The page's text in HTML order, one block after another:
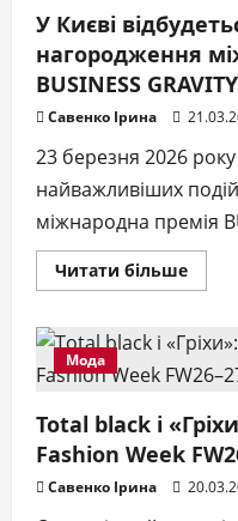
Dua
Lipa
У Києві
нагородження
BUSINESS
Савенко Ірина
23 березня 2026 року
найважливіших
міжнародна премія
Читати більше
про
2026
Мода
Total black і
Fashion Week
Савенко Ірина